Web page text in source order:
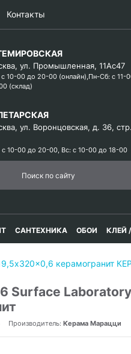
Контакты
ул. Промышленная, 11Ас47
10-00 до 20-00 (онлайн),Пн-Сб: с 11-
(склад)
ул. Воронцовская, д. 36, стр.
10-00 до 20-00, Вс: с 10-00 до 18-00
САНТЕХНИКА ОБОИ КЛЕЙ
керамогранит
Surface
Производитель: Керама Марацци